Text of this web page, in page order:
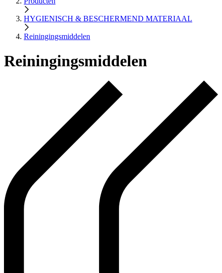
HYGIENISCH & BESCHERMEND MATERIAAL
Reiningingsmiddelen
Reiningingsmiddelen